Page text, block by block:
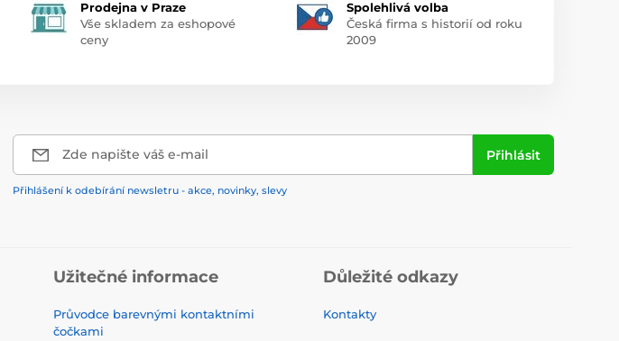
Prodejna v Praze
Vše skladem za eshopové
ceny
Spolehlivá volba
Česká firma s historií od roku
2009
Zde napište váš e-mail Přihlásit
Přihlášení k odebírání newsletru - akce, novinky, slevy
Užitečné informace
Průvodce barevnými kontaktními
čočkami
Důležité odkazy
Kontakty